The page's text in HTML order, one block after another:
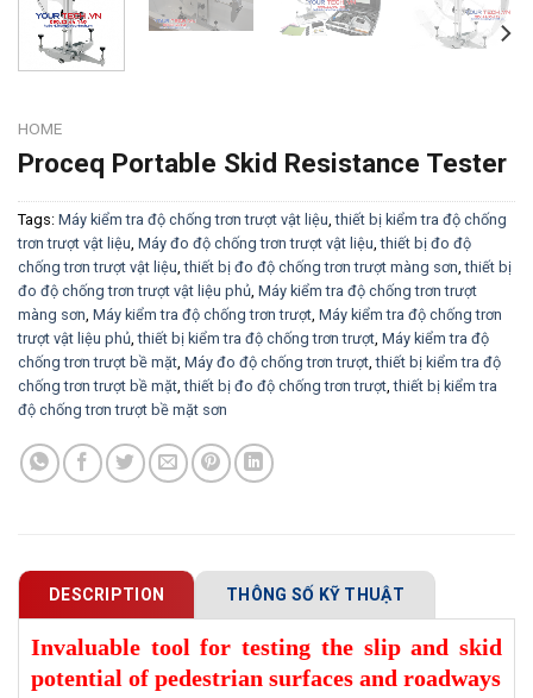
HOME
Proceq Portable Skid Resistance Tester
Tags: Máy kiểm tra độ chống trơn trượt vật liệu ,thiết bị kiểm tra độ chống
trơn trượt vật liệu Máy đo độ chống trơn trượt vật liệu ,thiết bị đo độ
chống trơn trượt vật liệu ,thiết bị đo độ chống trơn trượt màng sơn ,thiết bị
đo độ chống trơn trượt vật liệu phủ Máy kiểm tra độ chống trơn trượt
màng sơn Máy kiểm tra độ chống trơn trượt Máy kiểm tra độ chống trơn
trượt vật liệu phủ ,thiết bị kiểm tra độ chống trơn trượt Máy kiểm tra độ
chống trơn trượt bề mặt Máy đo độ chống trơn trượt ,thiết bị kiểm tra độ
chống trơn trượt bề mặt ,thiết bị đo độ chống trơn trượt ,thiết bị kiểm tra
độ chống trơn trượt bề mặt sơn
DESCRIPTION THÔNG SỐ KỸ THUẬT
Invaluable tool for testing the slip and skid
potential of pedestrian surfaces and roadways